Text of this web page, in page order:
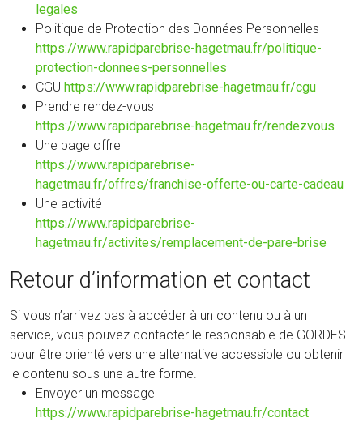
legales
Politique de Protection des Données Personnelles
https://www.rapidparebrise-hagetmau.fr/politique-
protection-donnees-personnelles
CGU https://www.rapidparebrise-hagetmau.fr/cgu
Prendre rendez-vous
https://www.rapidparebrise-hagetmau.fr/rendezvous
Une page offre
https://www.rapidparebrise-
hagetmau.fr/offres/franchise-offerte-ou-carte-cadeau
Une activité
https://www.rapidparebrise-
hagetmau.fr/activites/remplacement-de-pare-brise
Retour d’information et contact
Si vous n’arrivez pas à accéder à un contenu ou à un
service, vous pouvez contacter le responsable de GORDES
pour être orienté vers une alternative accessible ou obtenir
le contenu sous une autre forme.
Envoyer un message
https://www.rapidparebrise-hagetmau.fr/contact